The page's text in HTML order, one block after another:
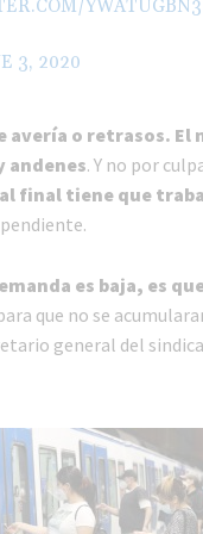
3, 2020
avería o retrasos. El
andenes. Y no por
final tiene que
es baja, es
que no se
general del